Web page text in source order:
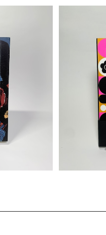
ジ 建築・
録
「時代を